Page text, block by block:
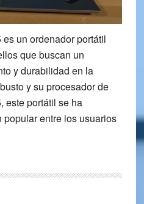
un ordenador portátil
que buscan un
y durabilidad en la
y su procesador de
este portátil se ha
entre los usuarios